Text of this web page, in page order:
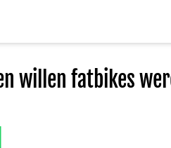
willen fatbikes